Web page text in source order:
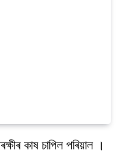
কাষ চাপিল পৰিয়াল ।